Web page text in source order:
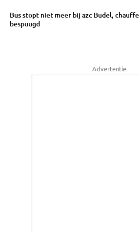
Bus stopt niet meer bij azc Budel,
bespuugd
Advertentie